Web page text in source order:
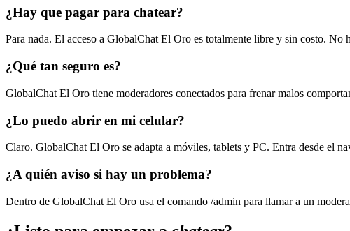
¿Hay que pagar para chatear?
Para nada. El acceso a GlobalChat El Oro es totalmente libre y sin costo. No
¿Qué tan seguro es?
GlobalChat El Oro tiene moderadores conectados para frenar malos
¿Lo puedo abrir en mi celular?
Claro. GlobalChat El Oro se adapta a móviles, tablets y PC. Entra desde el
¿A quién aviso si hay un problema?
Dentro de GlobalChat El Oro usa el comando /admin para llamar a un